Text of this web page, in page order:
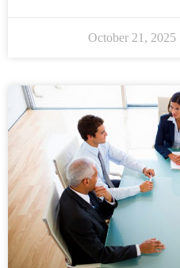
October 21, 2025